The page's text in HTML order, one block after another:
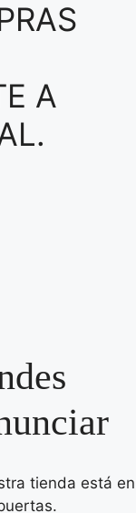
A
tienda está en